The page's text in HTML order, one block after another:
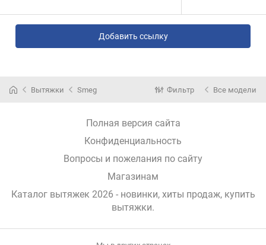
Добавить ссылку
Вытяжки Smeg Фильтр Все модели
Полная версия сайта
Конфиденциальность
Вопросы и пожелания по сайту
Магазинам
Каталог вытяжек 2026 - новинки, хиты продаж, купить
вытяжки.